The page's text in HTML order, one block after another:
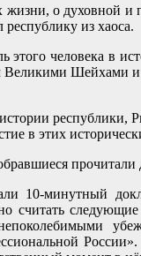
жизни, о духовной
республику из хаоса.
человека в
Великими Шейхами
республики,
в этих
10-минутный
считать